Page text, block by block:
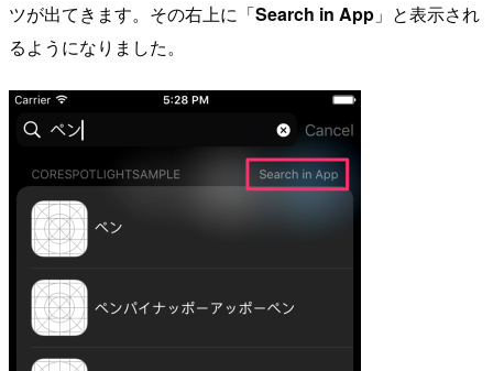
ツが出てきます。その右上に「Search in App 」と表示され
るようになりました。